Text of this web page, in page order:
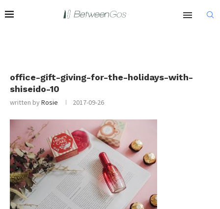
office-gift-giving-for-the-holidays-with-
shiseido-10
written byRosie 2017-09-26